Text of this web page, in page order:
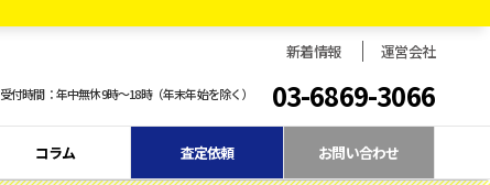
新着情報 運営会社
受付時間：年中無休9時〜18時（年末年始を除く） 03-6869-3066
コラム 査定依頼 お問い合わせ